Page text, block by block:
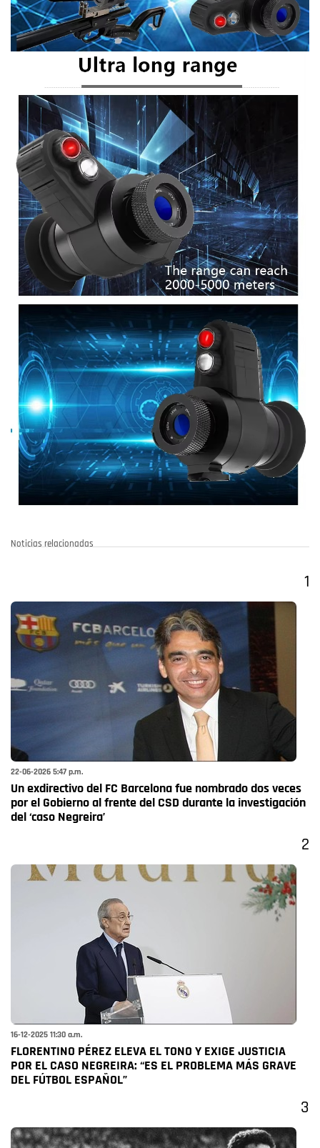
Noticias relacionadas
1
22-06-2026 5:47 p.m.
Un exdirectivo del FC Barcelona fue nombrado dos veces
por el Gobierno al frente del CSD durante la investigación
del ‘caso Negreira’
2
16-12-2025 11:30 a.m.
FLORENTINO PÉREZ ELEVA EL TONO Y EXIGE JUSTICIA
POR EL CASO NEGREIRA: “ES EL PROBLEMA MÁS GRAVE
DEL FÚTBOL ESPAÑOL”
3